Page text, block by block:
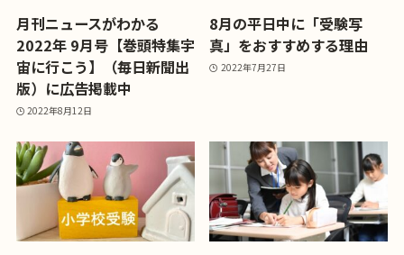
月刊ニュースがわかる
2022年 9月号【巻頭特集宇
宙に行こう】（毎日新聞出
版）に広告掲載中
2022年8月12日
8月の平日中に「受験写
真」をおすすめする理由
2022年7月27日